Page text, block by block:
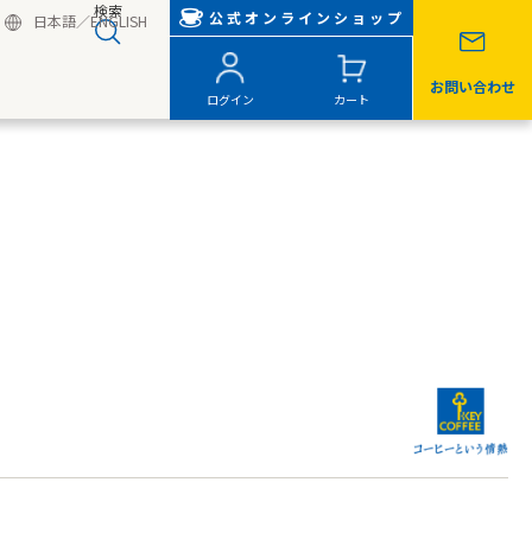
日本語／ENGLISH
検索 公式オンラインショップ
ログイン カート
お問い合わせ